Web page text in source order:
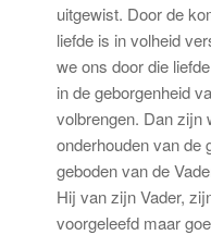
uitgewist. Door de
liefde is in volheid
we ons door die
in de geborgenheid
volbrengen. Dan zijn
onderhouden van de
geboden van de
Hij van zijn Vader,
voorgeleefd maar